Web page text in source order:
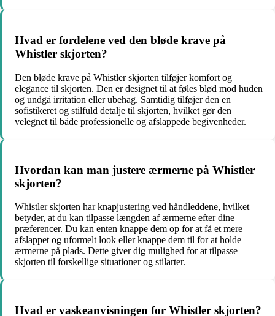
Hvad er fordelene ved den bløde krave på
Whistler skjorten?
Den bløde krave på Whistler skjorten tilføjer komfort og
elegance til skjorten. Den er designet til at føles blød mod huden
og undgå irritation eller ubehag. Samtidig tilføjer den en
sofistikeret og stilfuld detalje til skjorten, hvilket gør den
velegnet til både professionelle og afslappede begivenheder.
Hvordan kan man justere ærmerne på Whistler
skjorten?
Whistler skjorten har knapjustering ved håndleddene, hvilket
betyder, at du kan tilpasse længden af ærmerne efter dine
præferencer. Du kan enten knappe dem op for at få et mere
afslappet og uformelt look eller knappe dem til for at holde
ærmerne på plads. Dette giver dig mulighed for at tilpasse
skjorten til forskellige situationer og stilarter.
Hvad er vaskeanvisningen for Whistler skjorten?